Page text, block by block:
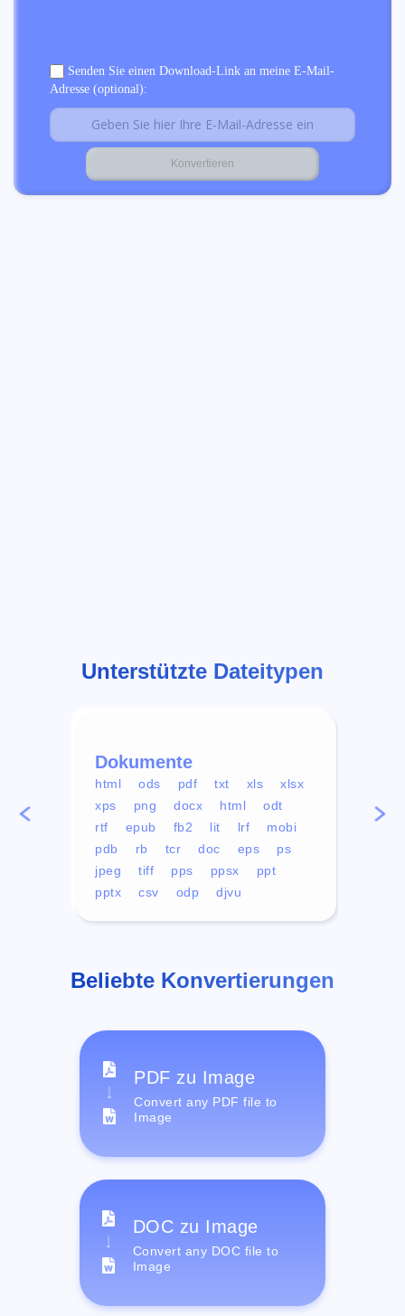
Senden Sie einen Download-Link an meine E-Mail-
Adresse (optional):
Unterstützte Dateitypen
Dokumente
html ods pdf txt xls
xlsx
xps
png docx html
odt
rtf
epub fb2 lit lrf
mobi
pdb
rb tcr doc eps
ps
jpeg
tiff pps ppsx
ppt
pptx
csv odp djvu
mp4
Beliebte Konvertierungen
PDF zu Image
Convert any PDF file to
Image
DOC zu Image
Convert any DOC file to
Image